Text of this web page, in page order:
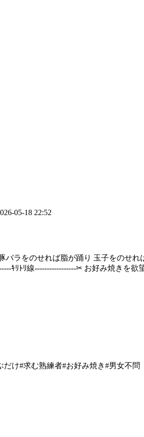
05-18 22:52
ラをのせれば脂が踊り 玉子をのせ
ｷﾘﾄﾘ線-----------------‪✂︎ お好み焼きを
だけ#求む熟練者#お好み焼き#男女不問